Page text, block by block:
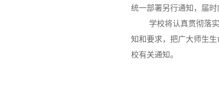
统一部署另行通知，届
学校将认真贯彻落
知和要求，把广大师生
校有关通知。